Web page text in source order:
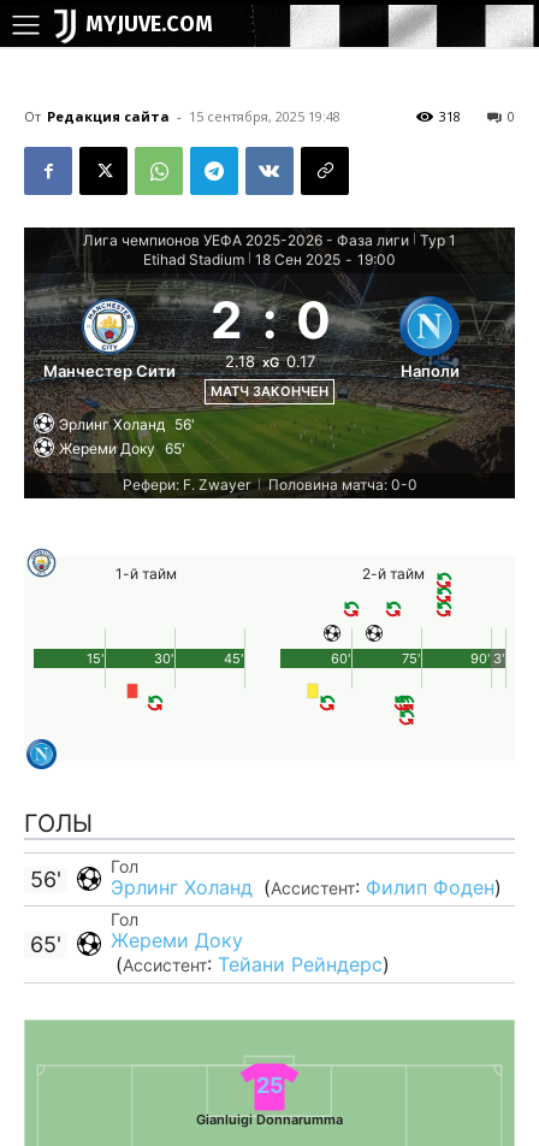
MYJUVE.COM
От Редакция сайта - 15 сентября, 2025 19:48 0
318
Лига чемпионов УЕФА 2025-2026 - Фаза лиги Тур 1
Etihad Stadium 18 Сен 2025 - 19:00
Манчестер Сити
2 : 0
2.18 xG 0.17
МАТЧ ЗАКОНЧЕН
Наполи
Эрлинг Холанд 56'
Жереми Доку 65'
Рефери: F. Zwayer | Половина матча: 0-0
1-й тайм
45'
15' 30'
2-й тайм
90'
60' 75' 3'
ГОЛЫ
Гол
Эрлинг Холанд (Ассистент: Филип Фоден)
56'
Гол
Жереми Доку
(Ассистент: Тейани Рейндерс)
65'
25
Gianluigi Donnarumma